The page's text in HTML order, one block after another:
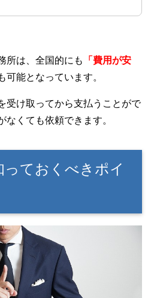
所は、全国的にも
「費用が安
可能となっています。
受け取ってから支払うことがで
なくても依頼できます。
ておくべきポイ